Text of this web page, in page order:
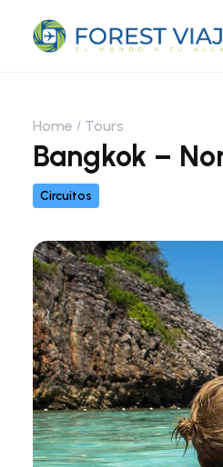
Home Tours
Bangkok –
Circuitos